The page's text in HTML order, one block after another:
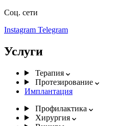
Соц. сети
Instagram Telegram
Услуги
Терапия
Протезирование
Имплантация
Профилактика
Хирургия